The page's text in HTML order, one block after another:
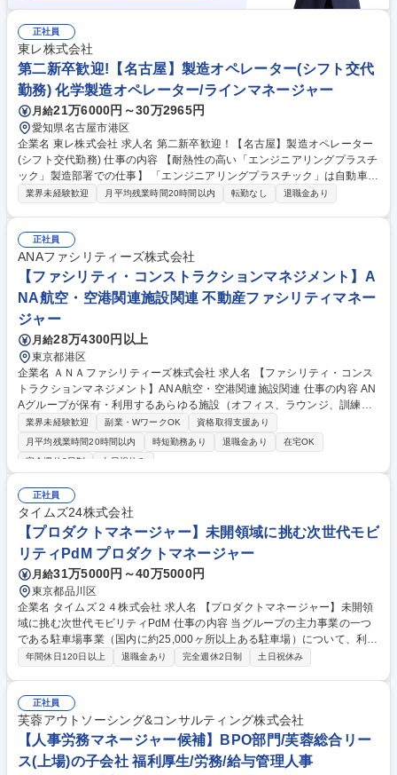
正社員
東レ株式会社
第二新卒歓迎!【名古屋】製造オペレーター(シフト交代
勤務) 化学製造オペレーター/ラインマネージャー
月給21万6000円～30万2965円
愛知県名古屋市港区
企業名 東レ株式会社 求人名 第二新卒歓迎！【名古屋】製造オペレーター
(シフト交代勤務) 仕事の内容 【耐熱性の高い「エンジニアリングプラスチ
ック」製造部署での仕事】 「エンジニアリングプラスチック」は自動車部
品やスマホ･タブレットなどの電子デバイス部品の材料として非常に多く
種切り替え作業 (主な生産品:ナイロン,PBT,PPS,LCP）、その他 各種の安
全、小集団活動、報告会資料作成等。一般職での採用です。 【キャリアパ
ス】入社後しばらくはシフトで経験を積んでいただきますが、熟練したら
日勤への変更も十分ありえますし、希望も出せます。 募集職種 第二新卒
歓迎！【名古屋】製造オペレーター(シフト交代勤務)
業界未経験歓迎 月平均残業時間20時間以内 転勤なし 退職金あり
正社員
ANAファシリティーズ株式会社
【ファシリティ・コンストラクションマネジメント】A
NA航空・空港関連施設関連 不動産ファシリティマネー
ジャー
月給28万4300円以上
東京都港区
企業名 ＡＮＡファシリティーズ株式会社 求人名 【ファシリティ・コンス
トラクションマネジメント】ANA航空・空港関連施設関連 仕事の内容 AN
Aグループが保有・利用するあらゆる施設（オフィス、ラウンジ、訓練施
設、格納庫など）に関する、新設・移転・リニューアル等のプロジェクト
マネジメント全般を上流から下流まで一貫して担当します。 【詳細】■AN
A方針に基づき事業化された施設展開プロジェクトにおいて、予算・工
航空関連の専門用語も扱うため、入社後はOJTで業務を習得いただき、複
数案件を担当します。 ■ANA本社部門、工事業者、空港関係者との連携を
通じ、コミュニケーション力や課題解決力、交渉力が身につく環境です。
募集職種 【ファシリティ・コンストラクションマネジメント】ANA航
空・空港関連施設関連
業界未経験歓迎 副業・WワークOK
資格取得支援あり
月平均残業時間20時間以内
時短勤務あり 退職金あり
在宅OK
完全週休2日制
土日祝休み
正社員
タイムズ24株式会社
【プロダクトマネージャー】未開領域に挑む次世代モビ
リティPdM プロダクトマネージャー
月給31万5000円～40万5000円
東京都品川区
企業名 タイムズ２４株式会社 求人名 【プロダクトマネージャー】未開領
域に挑む次世代モビリティPdM 仕事の内容 当グループの主力事業の一つ
である駐車場事業（国内に約25,000ヶ所以上ある駐車場）について、利用
者戦略の中核となるスマホアプリ・WEBサービスのプロダクトマネジメン
理・コントロール、駐車場利便性向上に資する駐車場サービスの立案・実
行、駐車場利便性向上に資するタイムズクラブアプリ・WEBサービスのU
X・UI改善案の立案・実行、タイムズクラブアプリ・WEBサイト等を介し
た駐車場利用者の拡大・新たな事業の可能性調査等をお任せする予定で
す。 募集職種 【プロダクトマネージャー】未開領域に挑む次世代モビリ
年間休日120日以上 退職金あり 完全週休2日制 土日祝休み
正社員
芙蓉アウトソーシング&コンサルティング株式会社
【人事労務マネージャー候補】BPO部門/芙蓉総合リー
ス(上場)の子会社 福利厚生/労務/給与管理人事